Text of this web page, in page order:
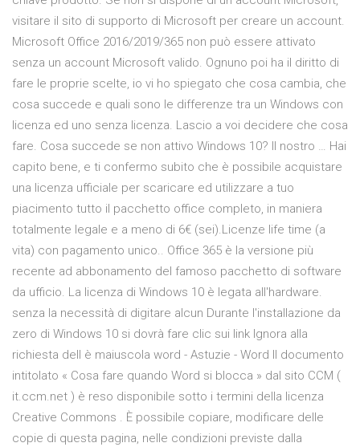
visitare il sito di supporto di Microsoft per creare un account.
Microsoft Office 2016/2019/365 non può essere attivato
senza un account Microsoft valido. Ognuno poi ha il diritto di
fare le proprie scelte, io vi ho spiegato che cosa cambia, che
cosa succede e quali sono le differenze tra un Windows con
licenza ed uno senza licenza. Lascio a voi decidere che cosa
fare. Cosa succede se non attivo Windows 10? Il nostro … Hai
capito bene, e ti confermo subito che è possibile acquistare
una licenza ufficiale per scaricare ed utilizzare a tuo
piacimento tutto il pacchetto office completo, in maniera
totalmente legale e a meno di 6€ (sei).Licenze life time (a
vita) con pagamento unico.. Office 365 è la versione più
recente ad abbonamento del famoso pacchetto di software
da ufficio. La licenza di Windows 10 è legata all'hardware.
senza la necessità di digitare alcun Durante l'installazione da
zero di Windows 10 si dovrà fare clic sui link Ignora alla
richiesta dell è maiuscola word - Astuzie - Word Il documento
intitolato « Cosa fare quando Word si blocca » dal sito CCM (
it.ccm.net ) è reso disponibile sotto i termini della licenza
Creative Commons . È possibile copiare, modificare delle
copie di questa pagina, nelle condizioni previste dalla